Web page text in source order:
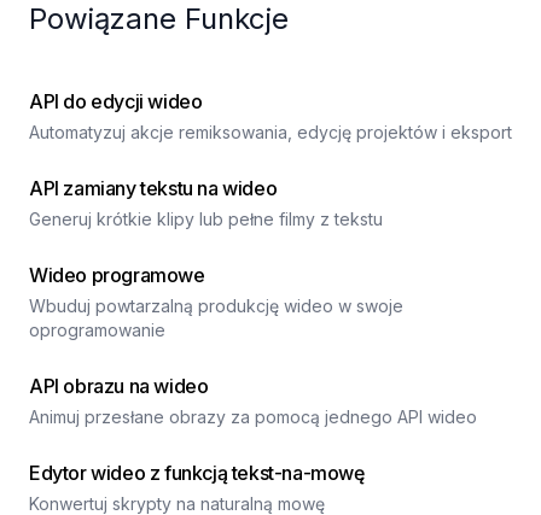
Powiązane Funkcje
API do edycji wideo
Automatyzuj akcje remiksowania, edycję projektów i eksport
API zamiany tekstu na wideo
Generuj krótkie klipy lub pełne filmy z tekstu
Wideo programowe
Wbuduj powtarzalną produkcję wideo w swoje
oprogramowanie
API obrazu na wideo
Animuj przesłane obrazy za pomocą jednego API wideo
Edytor wideo z funkcją tekst-na-mowę
Konwertuj skrypty na naturalną mowę